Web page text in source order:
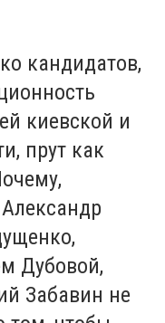
кандидатов,
киевской и
прут как
Дубовой,
Забавин не